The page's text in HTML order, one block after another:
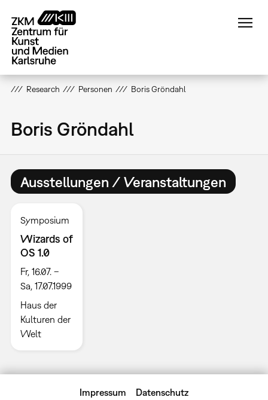
zum
Inhalt
Research Personen Boris Gröndahl
Boris Gröndahl
Ausstellungen / Veranstaltungen
Symposium
Wizards of
OS 1.0
Fr, 16.07. –
Sa, 17.07.1999
Haus der
Kulturen der
Welt
Impressum Datenschutz